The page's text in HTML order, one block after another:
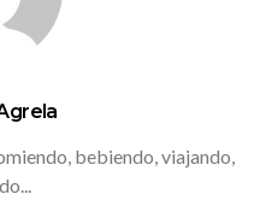
bebiendo, viajando,